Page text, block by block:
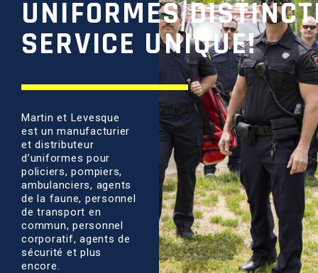
UNIFORMES
SERVICE UNIQUE!
Martin et Levesque
est un manufacturier
et distributeur
d’uniformes pour
policiers, pompiers,
ambulanciers, agents
de la faune, personnel
de transport en
commun, personnel
corporatif, agents de
sécurité et plus
encore.